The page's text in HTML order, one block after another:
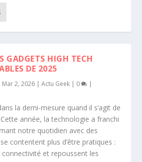
GADGETS HIGH TECH
DE 2025
Mar 2, 2026 |Actu Geek | 0 |
la demi-mesure quand il s’agit de
année, la technologie a franchi
notre quotidien avec des
contentent plus d’être pratiques :
et repoussent les